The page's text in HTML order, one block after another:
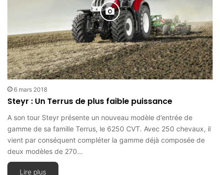
6 mars 2018
Steyr : Un Terrus de plus faible puissance
A son tour Steyr présente un nouveau modèle d’entrée de
gamme de sa famille Terrus, le 6250 CVT. Avec 250 chevaux, il
vient par conséquent compléter la gamme déjà composée de
deux modèles de 270…
Lire plus